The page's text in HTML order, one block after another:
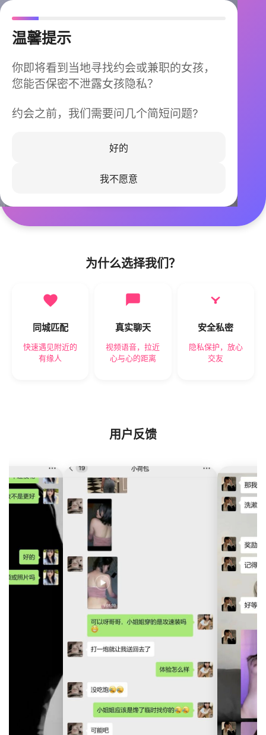
温馨提示
你即将看到当地寻找约会或兼职的女孩，
您能否保密不泄露女孩隐私？
约会之前，我们需要问几个简短问题?
好的
我不愿意
今晚不再孤单
同城快速匹配，马上认识身边的TA
立即下载
为什么选择我们？
同城匹配
快速遇见附近的
有缘人
真实聊天
视频语音，拉近
心与心的距离
安全私密
隐私保护，放心
交友
用户反馈